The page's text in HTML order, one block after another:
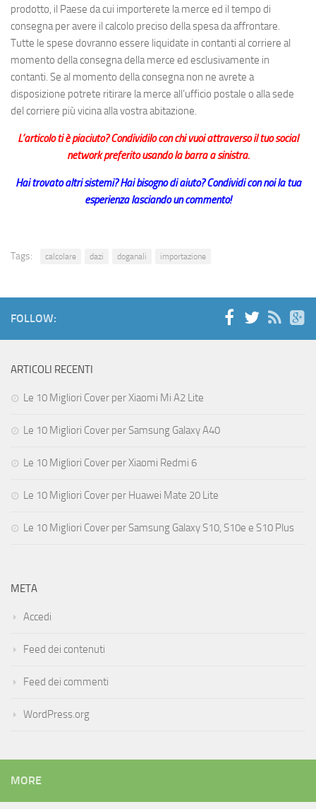
prodotto, il Paese da cui importerete la merce ed il tempo di
consegna per avere il calcolo preciso della spesa da affrontare.
Tutte le spese dovranno essere liquidate in contanti al corriere al
momento della consegna della merce ed esclusivamente in
contanti. Se al momento della consegna non ne avrete a
disposizione potrete ritirare la merce all’ufficio postale o alla sede
del corriere più vicina alla vostra abitazione.
L’articolo ti è piaciuto? Condividilo con chi vuoi attraverso il tuo social
network preferito usando la barra a sinistra.
Hai trovato altri sistemi? Hai bisogno di aiuto? Condividi con noi la tua
esperienza lasciando un commento!
Tags: calcolare dazi doganali importazione
FOLLOW:
ARTICOLI RECENTI
Le 10 Migliori Cover per Xiaomi Mi A2 Lite
Le 10 Migliori Cover per Samsung Galaxy A40
Le 10 Migliori Cover per Xiaomi Redmi 6
Le 10 Migliori Cover per Huawei Mate 20 Lite
Le 10 Migliori Cover per Samsung Galaxy S10, S10e e S10 Plus
META
Accedi
Feed dei contenuti
Feed dei commenti
WordPress.org
MORE